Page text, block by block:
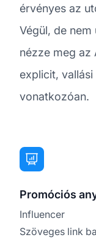
érvényes az
Végül, de
nézze meg az
explicit,
vonatkozóan.
Promóciós
Influencer
Szöveges link